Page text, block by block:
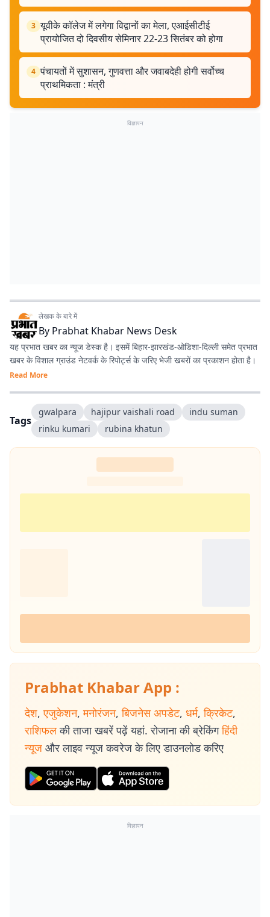
3 यूवीके कॉलेज में लगेगा विद्वानों का मेला, एआईसीटीई
प्रायोजित दो दिवसीय सेमिनार 22-23 सितंबर को होगा
4 पंचायतों में सुशासन, गुणवत्ता और जवाबदेही होगी सर्वोच्च
प्राथमिकता : मंत्री
विज्ञापन
लेखक के बारे में
By Prabhat Khabar News Desk
यह प्रभात खबर का न्यूज डेस्क है। इसमें बिहार-झारखंड-ओडिशा-दिल्‍ली समेत प्रभात
खबर के विशाल ग्राउंड नेटवर्क के रिपोर्ट्स के जरिए भेजी खबरों का प्रकाशन होता है।
Read More
Tags
gwalpara hajipur vaishali road
indu suman
rinku kumari
rubina khatun
Prabhat Khabar App :
देश, एजुकेशन, मनोरंजन, बिजनेस अपडेट, धर्म, क्रिकेट,
राशिफल की ताजा खबरें पढ़ें यहां. रोजाना की ब्रेकिंग हिंदी
न्यूज और लाइव न्यूज कवरेज के लिए डाउनलोड करिए
विज्ञापन